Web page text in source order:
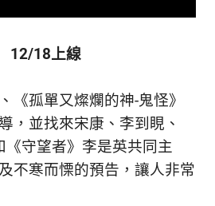
12/18上線
《孤單又燦爛的神-鬼怪》
，並找來宋康、李到睍、
《守望者》李是英共同主
不寒而慄的預告，讓人非常